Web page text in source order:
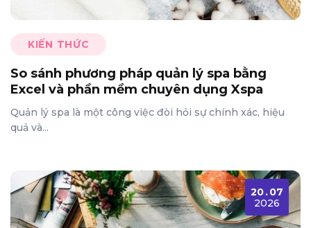
KIẾN THỨC
So sánh phương pháp quản lý spa bằng
Excel và phần mềm chuyên dụng Xspa
Quản lý spa là một công việc đòi hỏi sự chính xác, hiệu
quả và...
20.07
2026